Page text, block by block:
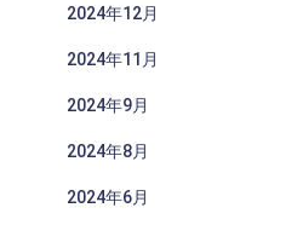
2024年12月
2024年11月
2024年9月
2024年8月
2024年6月